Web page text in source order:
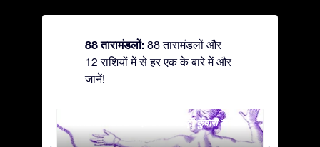
88 तारामंडलों: 88 तारामंडलों और
12 राशियों में से हर एक के बारे में और
जानें!
Andromeda - ज़ंजीर में जकड़ी कुँवारी कन्या